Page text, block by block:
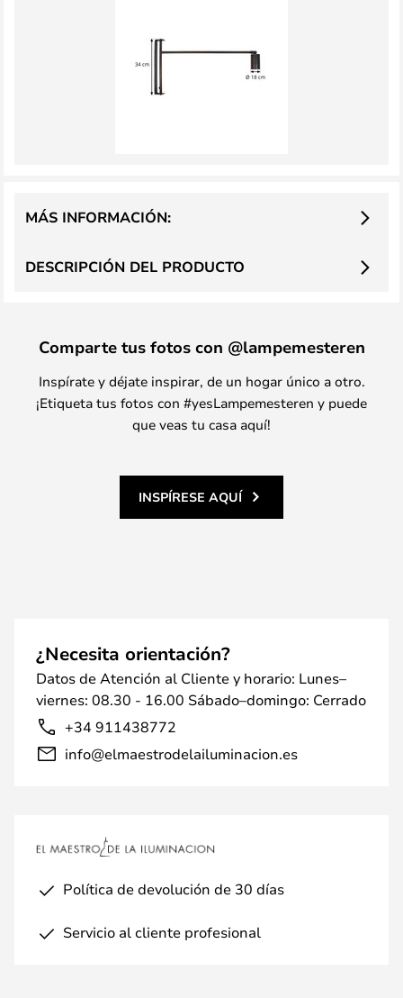
DESCRIPCIÓN DEL PRODUCTO
MÁS INFORMACIÓN:
Comparte tus fotos con @lampemesteren
Inspírate y déjate inspirar, de un hogar único a otro.
¡Etiqueta tus fotos con #yesLampemesteren y puede
que veas tu casa aquí!
INSPÍRESE AQUÍ
¿Necesita orientación?
Datos de Atención al Cliente y horario: Lunes–
viernes: 08.30 - 16.00 Sábado–domingo: Cerrado
+34 911438772
info@elmaestrodelailuminacion.es
Política de devolución de 30 días
Servicio al cliente profesional